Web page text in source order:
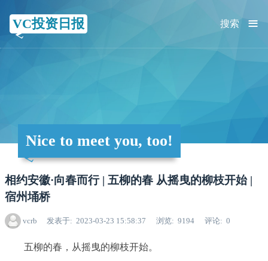
VC投资日报 ≡
搜索
Nice to meet you, too!
相约安徽·向春而行 | 五柳的春 从摇曳的柳枝开始 |
宿州埇桥
vcrb 发表于 2023-03-23 15:58:37 浏览 9194 评论 0
五柳的春，从摇曳的柳枝开始。